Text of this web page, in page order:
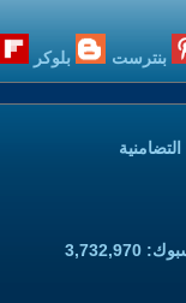
بنترست بلوكر